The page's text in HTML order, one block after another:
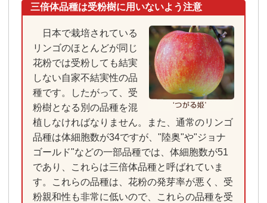
三倍体品種は受粉樹に用いないよう注意
日本で栽培されている
リンゴのほとんどが同じ
花粉では受粉しても結実
しない自家不結実性の品
種です。したがって、受
粉樹となる別の品種を混
植しなければなりません。また、通常のリンゴ
品種は体細胞数が34ですが、"陸奥"や"ジョナ
ゴールド"などの一部品種では、体細胞数が51
であり、これらは三倍体品種と呼ばれていま
す。これらの品種は、花粉の発芽率が悪く、受
粉親和性も非常に低いので、これらの品種を受